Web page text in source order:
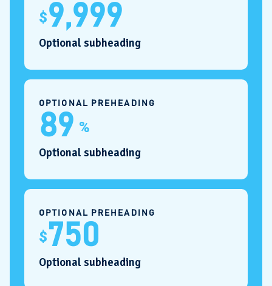
$9,999
Optional subheading
OPTIONAL PREHEADING
89 %
Optional subheading
OPTIONAL PREHEADING
$750
Optional subheading